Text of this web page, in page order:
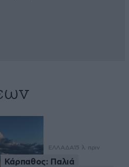
ΕΛΛΑΔΑ 15 λ. πριν
Κάρπαθος: Παλιά